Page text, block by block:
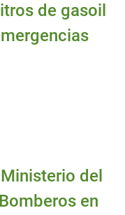
de gasoil
del
en